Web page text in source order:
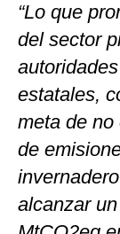
“Lo que
del sector
estatales,
meta de
de
alcanzar